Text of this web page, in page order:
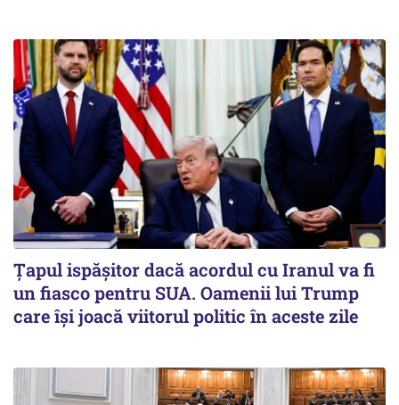
Țapul ispășitor dacă acordul cu Iranul va fi
un fiasco pentru SUA. Oamenii lui Trump
care își joacă viitorul politic în aceste zile